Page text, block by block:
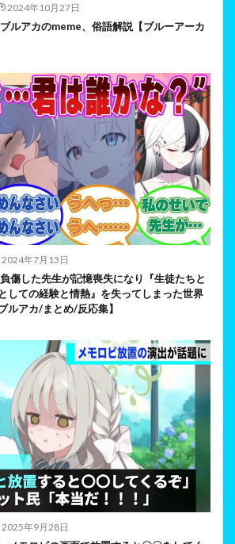
2024年10月27日
ルアカのmeme、俗語解説【ブルーアーカ
2024年7月13日
負傷した先生が記憶喪失になり『生徒たちと
しての経験と情熱』を失ってしまった世界
ルアカ/まとめ/反応集】
2025年9月28日